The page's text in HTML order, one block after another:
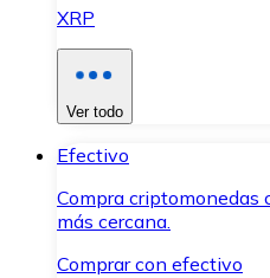
XRP
Ver todo
Efectivo
Compra
más cercana.
Comprar con efectivo